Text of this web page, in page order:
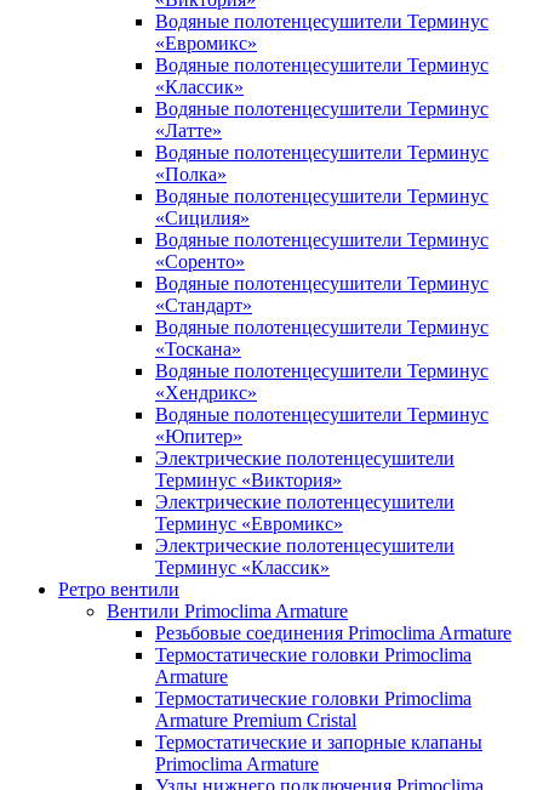
Водяные полотенцесушители Терминус
«Евромикс»
Водяные полотенцесушители Терминус
«Классик»
Водяные полотенцесушители Терминус
«Латте»
Водяные полотенцесушители Терминус
«Полка»
Водяные полотенцесушители Терминус
«Сицилия»
Водяные полотенцесушители Терминус
«Соренто»
Водяные полотенцесушители Терминус
«Стандарт»
Водяные полотенцесушители Терминус
«Тоскана»
Водяные полотенцесушители Терминус
«Хендрикс»
Водяные полотенцесушители Терминус
«Юпитер»
Электрические полотенцесушители
Терминус «Виктория»
Электрические полотенцесушители
Терминус «Евромикс»
Электрические полотенцесушители
Терминус «Классик»
Ретро вентили
Вентили Primoclima Armature
Резьбовые соединения Primoclima Armature
Термостатические головки Primoclima
Armature
Термостатические головки Primoclima
Armature Premium Cristal
Термостатические и запорные клапаны
Primoclima Armature
Узлы нижнего подключения Primoclima